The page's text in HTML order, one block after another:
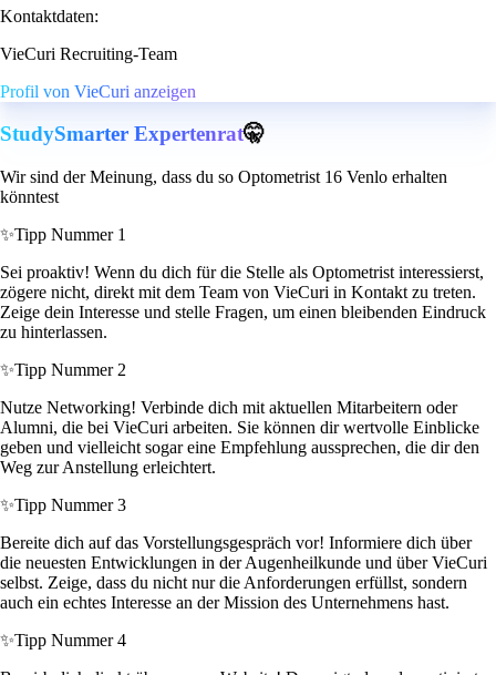
Kontaktdaten:
VieCuri Recruiting-Team
Profil von VieCuri anzeigen
StudySmarter Expertenrat🤫
Wir sind der Meinung, dass du so Optometrist 16 Venlo erhalten
könntest
✨Tipp Nummer 1
Sei proaktiv! Wenn du dich für die Stelle als Optometrist interessierst,
zögere nicht, direkt mit dem Team von VieCuri in Kontakt zu treten.
Zeige dein Interesse und stelle Fragen, um einen bleibenden Eindruck
zu hinterlassen.
✨Tipp Nummer 2
Nutze Networking! Verbinde dich mit aktuellen Mitarbeitern oder
Alumni, die bei VieCuri arbeiten. Sie können dir wertvolle Einblicke
geben und vielleicht sogar eine Empfehlung aussprechen, die dir den
Weg zur Anstellung erleichtert.
✨Tipp Nummer 3
Bereite dich auf das Vorstellungsgespräch vor! Informiere dich über
die neuesten Entwicklungen in der Augenheilkunde und über VieCuri
selbst. Zeige, dass du nicht nur die Anforderungen erfüllst, sondern
auch ein echtes Interesse an der Mission des Unternehmens hast.
✨Tipp Nummer 4